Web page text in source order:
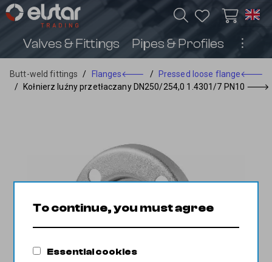
Valves & Fittings Pipes & Profiles ︙
Butt-weld fittings / Flanges🡐 / Pressed loose flange🡐
/
Kołnierz luźny przetłaczany DN250/254,0 1.4301/7 PN10 🡒
To continue, you must agree
Essential cookies